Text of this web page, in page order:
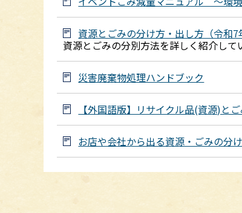
資源とごみの分け方・出し方（令和7
資源とごみの分別方法を詳しく紹介して
災害廃棄物処理ハンドブック
【外国語版】リサイクル品(資源)と
お店や会社から出る資源・ごみの分